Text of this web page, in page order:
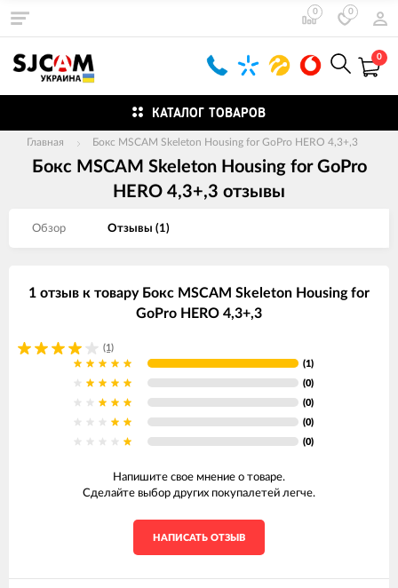
0 0
0
КАТАЛОГ ТОВАРОВ
Главная Бокс MSCAM Skeleton Housing for GoPro HERO 4,3+,3
Бокс MSCAM Skeleton Housing for GoPro
HERO 4,3+,3 отзывы
Обзор Отзывы (1)
1 отзыв к товару Бокс MSCAM Skeleton Housing for
GoPro HERO 4,3+,3
(1)
(1)
(0)
(0)
(0)
(0)
Напишите свое мнение о товаре.
Сделайте выбор других покупалетей легче.
НАПИСАТЬ ОТЗЫВ